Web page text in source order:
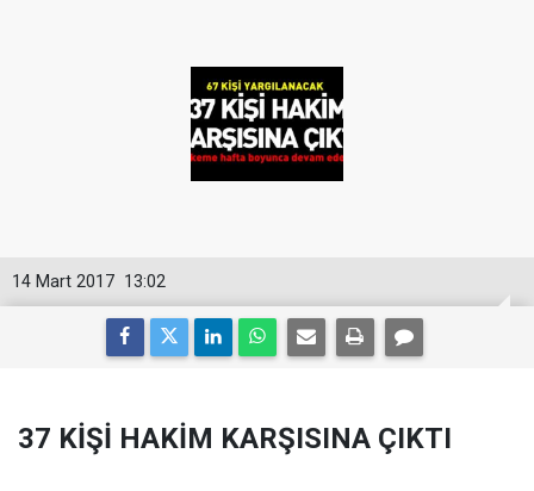
13:02
14 Mart 2017
37 KİŞİ HAKİM KARŞISINA ÇIKTI